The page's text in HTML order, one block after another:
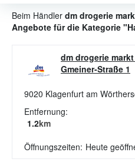
Beim Händler dm drogerie
Angebote für die Kategorie
dm drogerie
Gmeiner-Straße 1
9020 Klagenfurt am
Entfernung:
1.2km
Öffnungszeiten: Heute